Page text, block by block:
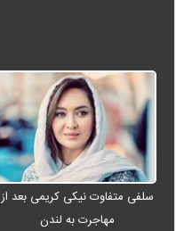
سلفی متفاوت نیکی کریمی بعد از
مهاجرت به لندن